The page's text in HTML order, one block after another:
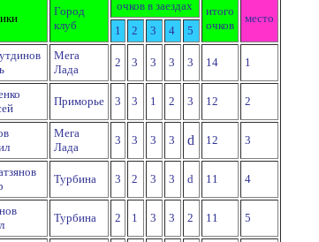
Город
клуб
очков в заездах
итого
очков
место
1
2 3 4 5
Мега
Лада
2 3 3 3 3 14 1
Приморье 3 3 1 2 3 12 2
Мега
Лада
3 3 3 3 d 12 3
Турбина 3 2 3 3 d 11 4
Турбина 2 1 3 3 2 11 5